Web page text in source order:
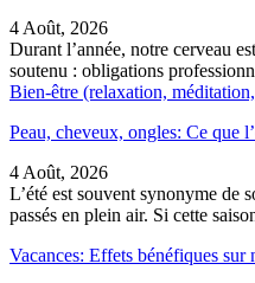
4 Août, 2026
Durant l’année, notre cerveau
soutenu : obligations
Bien-être (relaxation,
Peau, cheveux, ongles: Ce que
4 Août, 2026
L’été est souvent synonyme de
passés en plein air. Si cette
Vacances: Effets bénéfiques sur